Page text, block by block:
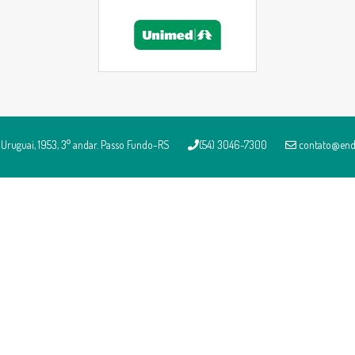
1953, 3° andar. Passo Fundo-RS (54) 3046-7300